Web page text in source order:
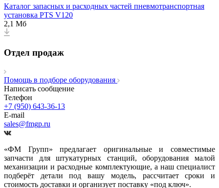
Каталог запасных и расходных частей пневмотранспортная
установка PTS V120
2,1 Мб
Отдел продаж
Помощь в подборе оборудования
Написать сообщение
Телефон
+7 (950) 643-36-13
E-mail
sales@fmgp.ru
«ФМ Групп» предлагает оригинальные и совместимые
запчасти для штукатурных станций, оборудования малой
механизации и расходные комплектующие, а наш специалист
подберёт детали под вашу модель, рассчитает сроки и
стоимость доставки и организует поставку «под ключ».